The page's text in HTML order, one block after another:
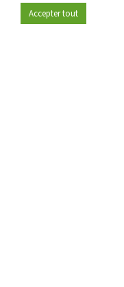
Devenez membre
Accepter tout